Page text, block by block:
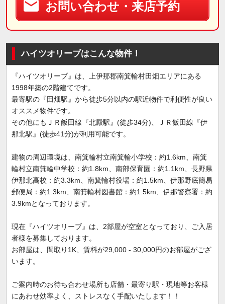
お問い合わせ・来店予約
ハイツオリーブはこんな物件！
『ハイツオリーブ』は、上伊那郡南箕輪村田畑エリアにある
1998年築の2階建てです。
最寄駅の『田畑駅』から徒歩5分以内の駅近物件で利便性が良い
オススメ物件です。
その他にもＪＲ飯田線『北殿駅』(徒歩34分)、ＪＲ飯田線『伊
那北駅』(徒歩41分)が利用可能です。
建物の周辺環境は、南箕輪村立南箕輪小学校：約1.6km、南箕
輪村立南箕輪中学校：約1.8km、南部保育園：約1.1km、長野県
伊那北高校：約3.3km、南箕輪村役場：約1.5km、伊那野底簡易
郵便局：約1.3km、南箕輪村図書館：約1.5km、伊那警察署：約
3.9kmとなっております。
現在『ハイツオリーブ』は、2部屋が空室となっており、ご入居
者様を募集しております。
お部屋は、間取り1K、賃料が29,000 - 30,000円のお部屋がござ
います。
ご案内時のお待ち合わせ場所も店舗・最寄り駅・現地等お客様
にあわせ効率よく、ストレスなく手配いたします！！